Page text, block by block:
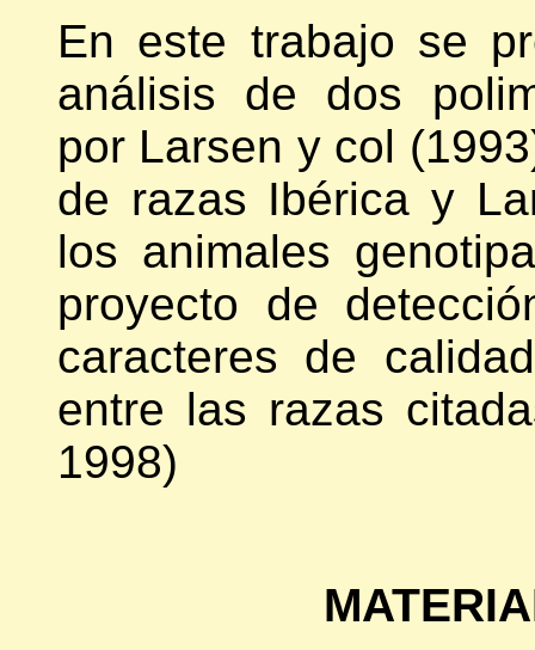
En este trabajo se
análisis de dos
por Larsen y col
de razas Ibérica y
los animales
proyecto de
caracteres de
entre las razas
1998)